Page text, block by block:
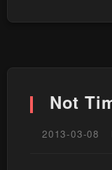
Not
2013-03-08